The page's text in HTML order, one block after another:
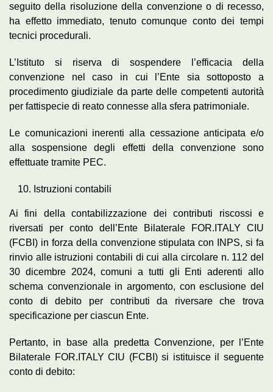
seguito della risoluzione della convenzione o di recesso,
ha effetto immediato, tenuto comunque conto dei tempi
tecnici procedurali.
L’Istituto si riserva di sospendere l’efficacia della
convenzione nel caso in cui l’Ente sia sottoposto a
procedimento giudiziale da parte delle competenti autorità
per fattispecie di reato connesse alla sfera patrimoniale.
Le comunicazioni inerenti alla cessazione anticipata e/o
alla sospensione degli effetti della convenzione sono
effettuate tramite PEC.
Istruzioni contabili
Ai fini della contabilizzazione dei contributi riscossi e
riversati per conto dell’Ente Bilaterale FOR.ITALY CIU
(FCBI) in forza della convenzione stipulata con INPS, si fa
rinvio alle istruzioni contabili di cui alla circolare n. 112 del
30 dicembre 2024, comuni a tutti gli Enti aderenti allo
schema convenzionale in argomento, con esclusione del
conto di debito per contributi da riversare che trova
specificazione per ciascun Ente.
Pertanto, in base alla predetta Convenzione, per l’Ente
Bilaterale FOR.ITALY CIU (FCBI) si istituisce il seguente
conto di debito: